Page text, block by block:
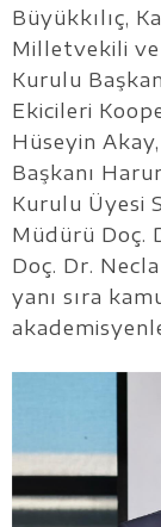
Büyükkılıç,
Milletvekili ve
Kurulu
Ekicileri
Hüseyin
Başkanı
Kurulu Üyesi
Müdürü Doç.
Doç. Dr.
yanı sıra